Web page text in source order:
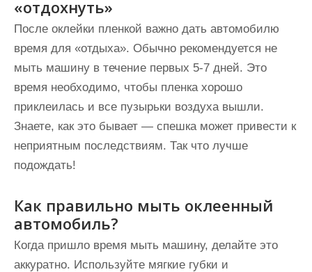
«отдохнуть»
После оклейки пленкой важно дать автомобилю
время для «отдыха». Обычно рекомендуется не
мыть машину в течение первых 5-7 дней. Это
время необходимо, чтобы пленка хорошо
приклеилась и все пузырьки воздуха вышли.
Знаете, как это бывает — спешка может привести к
неприятным последствиям. Так что лучше
подождать!
Как правильно мыть оклеенный
автомобиль?
Когда пришло время мыть машину, делайте это
аккуратно. Используйте мягкие губки и